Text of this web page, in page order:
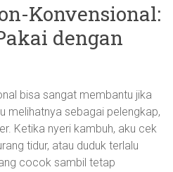
Konvensional:
dengan
bisa sangat membantu jika
melihatnya sebagai pelengkap,
Ketika nyeri kambuh, aku cek
tidur, atau duduk terlalu
cocok sambil tetap